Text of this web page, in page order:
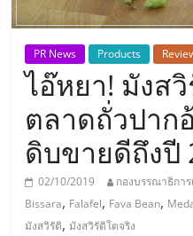
ธุรกิจ
เอ
ส
เอ็
PR News Products
ไอ๊หยา! มังส
ตลาดถั่วปาก
ดิบขายดีถึงปี
02/10/2019 กองบรรณาธิกา
Bissara, Falafel, Fava Bean,
มังสวิรัติ,มังสวิรัติโตจริง